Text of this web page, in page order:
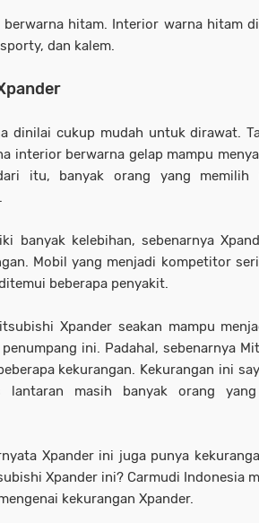
hitam. Interior warna hitam
dan kalem.
dinilai cukup mudah untuk dirawat.
interior berwarna gelap mampu
itu, banyak orang yang memilih
banyak kelebihan, sebenarnya
Mobil yang menjadi kompetitor
beberapa penyakit.
Xpander seakan mampu
ini. Padahal, sebenarnya
kekurangan. Kekurangan ini
lantaran masih banyak orang
Xpander ini juga punya
Xpander ini? Carmudi Indonesia
kekurangan Xpander.